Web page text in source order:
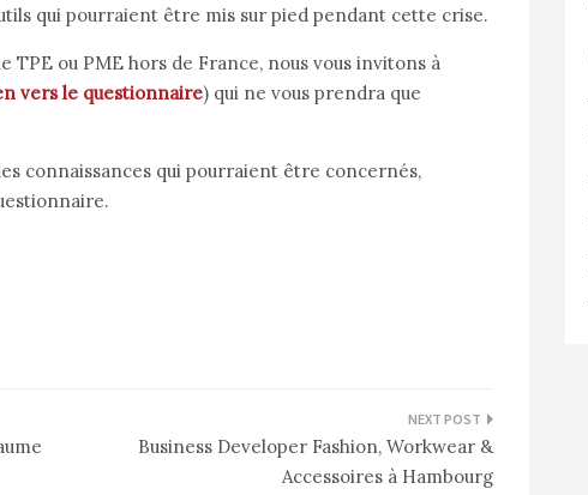
qui pourraient être mis sur pied pendant cette crise.
ou PME hors de France, nous vous invitons à
vers le questionnaire) qui ne vous prendra que
connaissances qui pourraient être concernés,
Business Developer Fashion, Workwear &
Accessoires à Hambourg